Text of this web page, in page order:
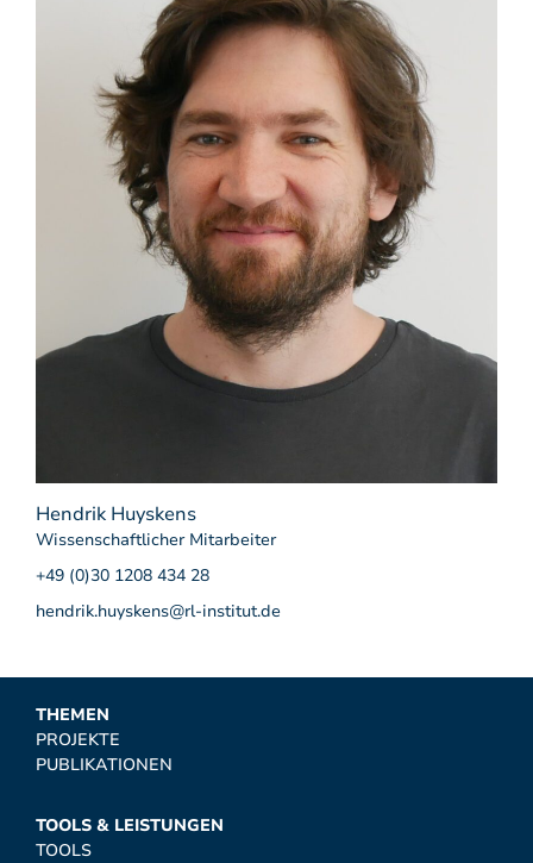
Hendrik Huyskens
Wissenschaftlicher Mitarbeiter
+49 (0)30 1208 434 28
hendrik.huyskens@rl-institut.de
THEMEN
PROJEKTE
PUBLIKATIONEN
TOOLS & LEISTUNGEN
TOOLS